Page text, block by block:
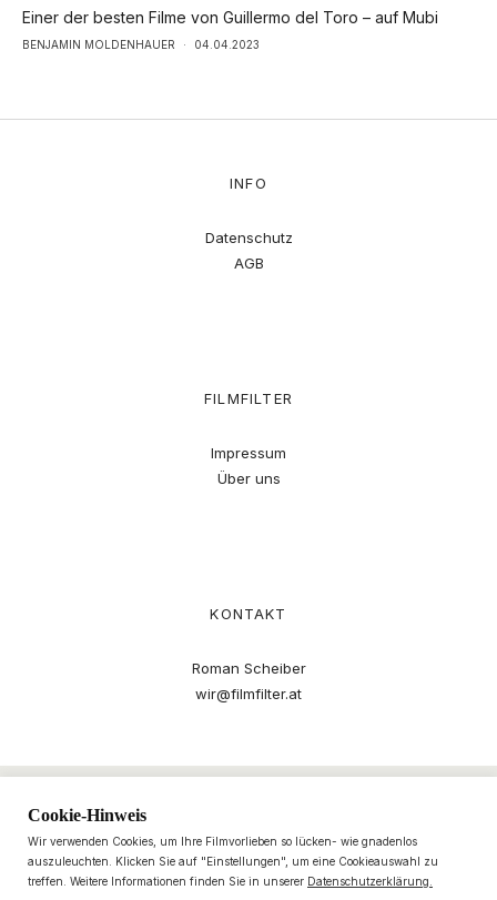
Einer der besten Filme von Guillermo del Toro – auf Mubi
BENJAMIN MOLDENHAUER · 04.04.2023
INFO
Datenschutz
AGB
FILMFILTER
Impressum
Über uns
KONTAKT
Roman Scheiber
wir@filmfilter.at
Cookie-Hinweis
Wir verwenden Cookies, um Ihre Filmvorlieben so lücken- wie gnadenlos
auszuleuchten. Klicken Sie auf "Einstellungen", um eine Cookieauswahl zu
treffen. Weitere Informationen finden Sie in unserer Datenschutzerklärung.